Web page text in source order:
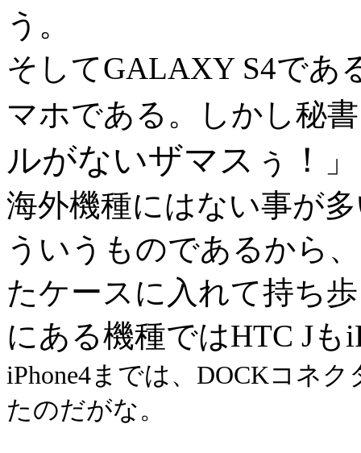
う。
そしてGALAXY S4であ
マホである。しかし秘
ルがないザマスぅ！
海外機種にはない事が
ういうものであるから
たケースに入れて持ち
にある機種ではHTC Jも
iPhone4までは、DOCKコネ
たのだがな。